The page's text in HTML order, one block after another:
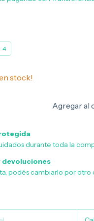
4
stock!
durante toda la
devoluciones
podés cambiarlo por otro